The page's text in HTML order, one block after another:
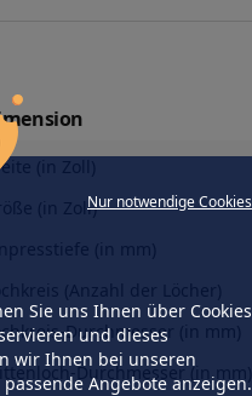
Nur notwendige Cookies
Sie uns Ihnen über Cookies
und dieses
wir Ihnen bei unseren
Angebote anzeigen.
(in Zoll)
(in Zoll)
Durchmesser (in mm)
Durchmesser (in mm)